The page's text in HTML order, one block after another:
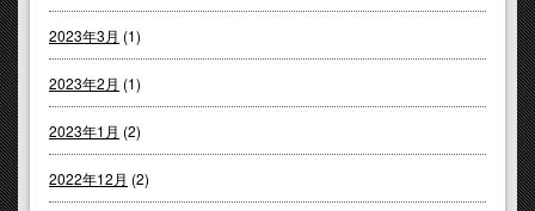
2023年3月 (1)
2023年2月 (1)
2023年1月 (2)
2022年12月 (2)